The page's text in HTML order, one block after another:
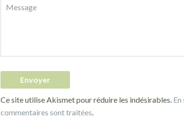
Ce site utilise Akismet pour réduire les indésirables.
commentaires sont traitées.